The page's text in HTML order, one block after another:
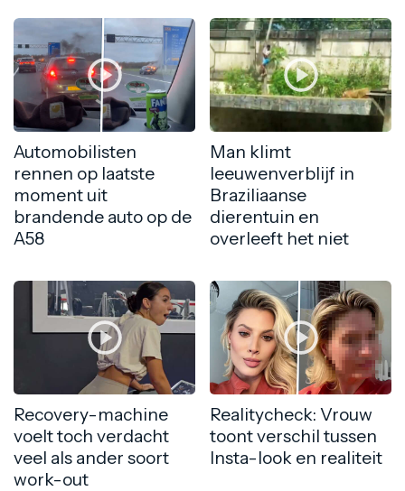
Automobilisten
rennen op laatste
moment uit
brandende auto op de
A58
Man klimt
leeuwenverblijf in
Braziliaanse
dierentuin en
overleeft het niet
Recovery-machine
voelt toch verdacht
veel als ander soort
work-out
Realitycheck: Vrouw
toont verschil tussen
Insta-look en realiteit